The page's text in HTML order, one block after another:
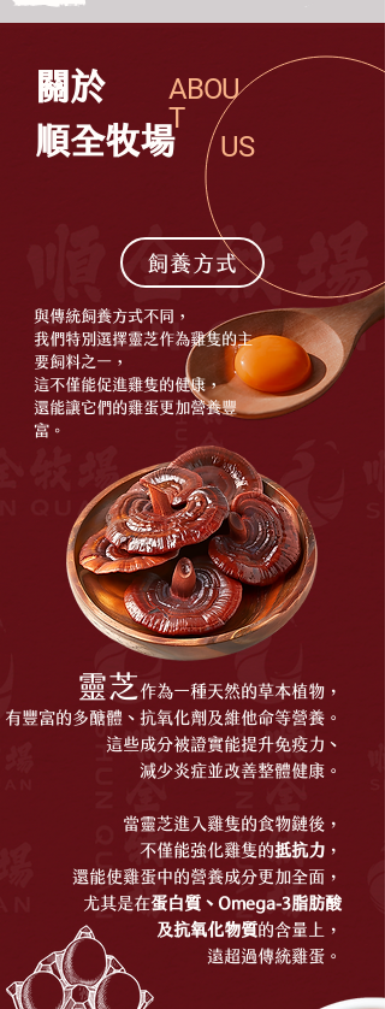
關於
​順全牧場
ABOU
T
US
靈芝作為一種天然的草本植物，
有豐富的多醣體、抗氧化劑及維他命等營養。
這些成分被證實能提升免疫力、
減少炎症並改善整體健康。
當靈芝進入雞隻的食物鏈後，
不僅能強化雞隻的抵抗力 ，
還能使雞蛋中的營養成分更加全面，
尤其是在蛋白質、Omega-3脂肪酸
及抗氧化物質的含量上，
遠超過傳統雞蛋。
飼養方式
與傳統飼養方式不同，
我們特別選擇靈芝作為雞隻的主
要飼料之一，
這不僅能促進雞隻的健康，
還能讓它們的雞蛋更加營養豐
富。